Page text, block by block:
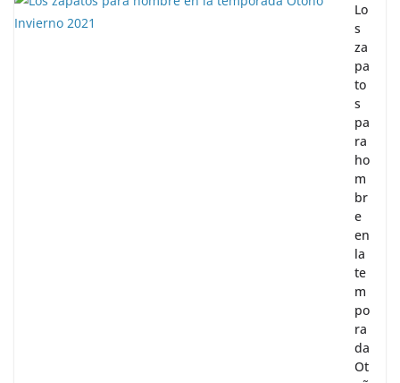
Lo
s
za
pa
to
s
pa
ra
ho
m
br
e
en
la
te
m
po
ra
da
Ot